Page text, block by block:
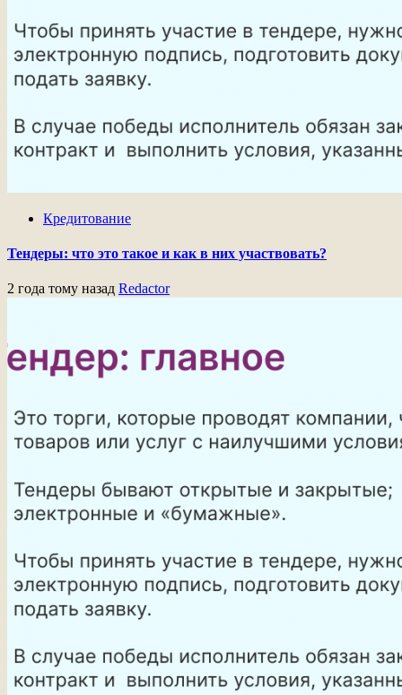
Кредитование
Тендеры: что это такое и как в них участвовать?
2 года тому назад Redactor